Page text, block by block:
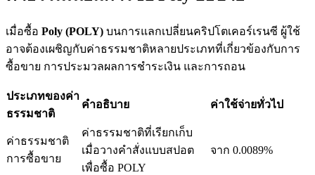
เงินกู้
บริการยืมเงินที่ได้รับการสนับสนุนจาก Crypto
เมื่อซื้อ Poly (POLY) บนการแลกเปลี่ยนคริปโตเคอร์เรนซี ผู้ใช้
อาจต้องเผชิญกับค่าธรรมชาติหลายประเภทที่เกี่ยวข้องกับการ
ซื้อขาย การประมวลผลการชำระเงิน และการถอน
ประเภทของค่า
ธรรมชาติ
คำอธิบาย ค่าใช้จ่ายทั่วไป
ค่าธรรมชาติ
การซื้อขาย
ค่าธรรมชาติที่เรียกเก็บ
เมื่อวางคำสั่งแบบสปอต
เพื่อซื้อ POLY
จาก 0.0089%